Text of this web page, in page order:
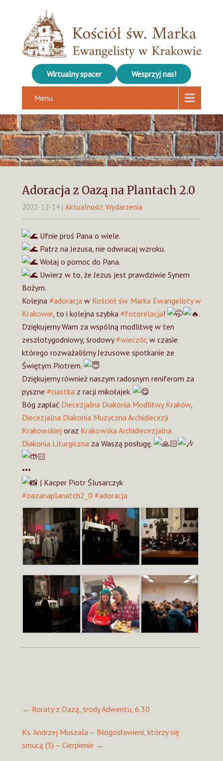
Wirtualny spacer Wesprzyj nas!
Menu
Adoracja z Oazą na Plantach 2.0
2023-12-14 | Aktualności Wydarzenia
Ufnie proś Pana o wiele.
Patrz na Jezusa, nie odwracaj wzroku.
Wołaj o pomoc do Pana.
Uwierz w to, że Jezus jest prawdziwie Synem
Bożym.
Kolejna #adoracja w Kościół św. Marka Ewangelisty w
Krakowie , to i kolejna szybka #fotorelacja!
.
Dziękujemy Wam za wspólną modlitwę w ten
zeszłotygodniowy, środowy#wieczór, w czasie
którego rozważaliśmy Jezusowe spotkanie ze
Świętym Piotrem.
Dziękujemy również naszym radosnym reniferom za
pyszne #ciastka z racji mikołajek.
Bóg zapłać Diecezjalna Diakonia Modlitwy Kraków,
Diecezjalna Diakonia Muzyczna Archidiecezji
Krakowskiej oraz Krakowska Archidiecezjalna
Diakonia Liturgiczna za Waszą posługę.
•••
| Kacper Piotr Ślusarczyk
#oazanaplanatch2_0 #adoracja
navigation
← Roraty z Oazą, środy Adwentu, 6.30
Ks. Andrzej Muszala – Błogosławieni, którzy się
smucą (3) – Cierpienie →